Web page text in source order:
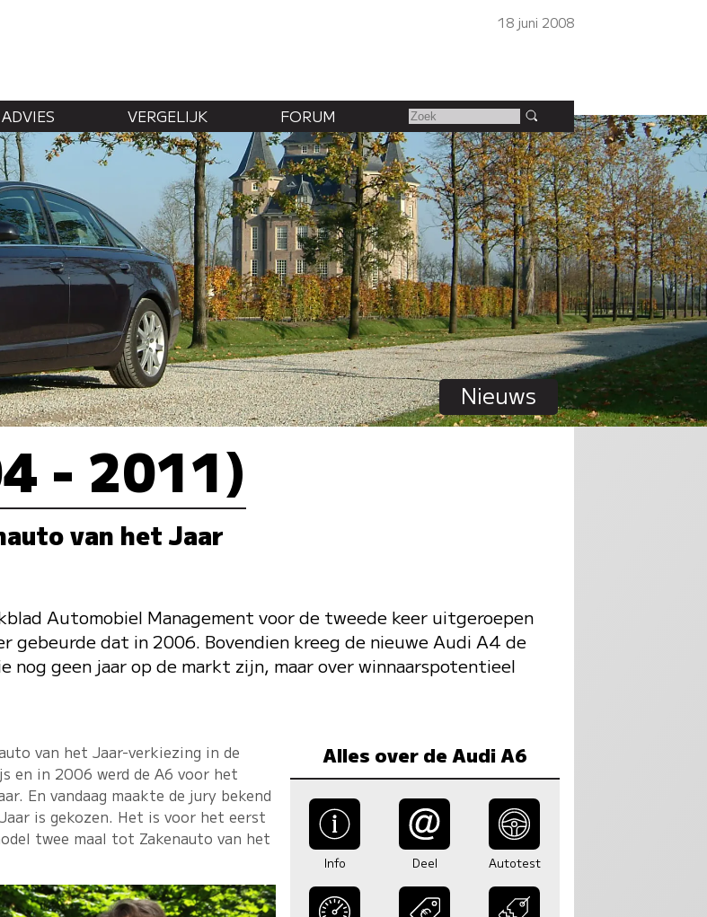
18 juni 2008
ADVIES VERGELIJK FORUM
Nieuws
- 2011)
van het Jaar
Automobiel Management voor de tweede keer uitgeroepen
gebeurde dat in 2006. Bovendien kreeg de nieuwe Audi A4 de
nog geen jaar op de markt zijn, maar over winnaarspotentieel
van het Jaar-verkiezing in de
en in 2006 werd de A6 voor het
En vandaag maakte de jury bekend
is gekozen. Het is voor het eerst
twee maal tot Zakenauto van het
Alles over de Audi A6
Info Deel Autotest